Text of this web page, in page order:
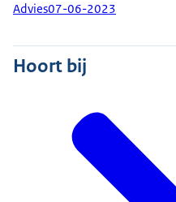
Advies07-06-2023
Hoort bij